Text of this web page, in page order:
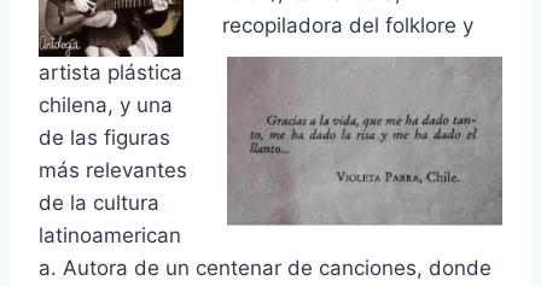
recopiladora del folklore y
artista plástica
chilena, y una
de las figuras
más relevantes
de la cultura
latinoamerican
a. Autora de un centenar de canciones, donde